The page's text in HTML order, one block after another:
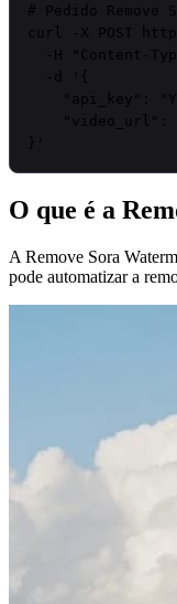
# Pedido Remove
curl
-X POST
  -H
"Content-
  -d
'{
    "api_key": "
}'
O que é a
A Remove Sora
pode automatizar a